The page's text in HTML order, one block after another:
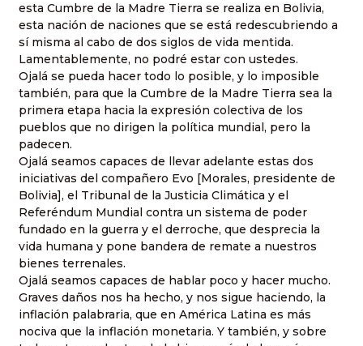
esta Cumbre de la Madre Tierra se realiza en Bolivia,
esta nación de naciones que se está redescubriendo a
sí misma al cabo de dos siglos de vida mentida.
Lamentablemente, no podré estar con ustedes.
Ojalá se pueda hacer todo lo posible, y lo imposible
también, para que la Cumbre de la Madre Tierra sea la
primera etapa hacia la expresión colectiva de los
pueblos que no dirigen la política mundial, pero la
padecen.
Ojalá seamos capaces de llevar adelante estas dos
iniciativas del compañero Evo [Morales, presidente de
Bolivia], el Tribunal de la Justicia Climática y el
Referéndum Mundial contra un sistema de poder
fundado en la guerra y el derroche, que desprecia la
vida humana y pone bandera de remate a nuestros
bienes terrenales.
Ojalá seamos capaces de hablar poco y hacer mucho.
Graves daños nos ha hecho, y nos sigue haciendo, la
inflación palabraria, que en América Latina es más
nociva que la inflación monetaria. Y también, y sobre